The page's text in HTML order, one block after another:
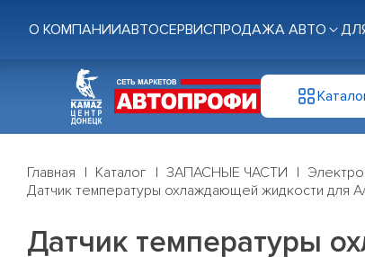
О КОМПАНИИАВТОСЕРВИСПРОДАЖА АВТО
Главная Каталог ЗАПАСНЫЕ ЧАСТИ
Датчик температуры охлаждающей жидкости для
Датчик температуры